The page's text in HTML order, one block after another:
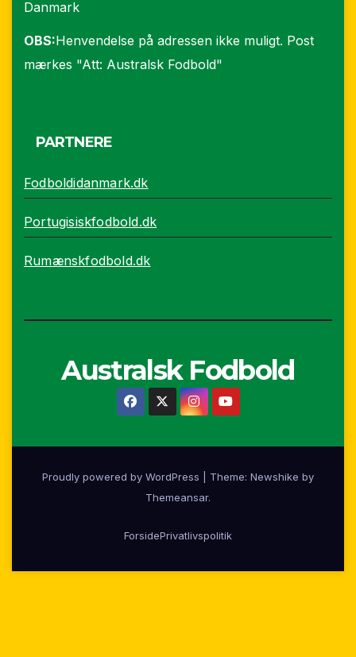
Danmark
OBS:Henvendelse på adressen ikke muligt. Post
mærkes "Att: Australsk Fodbold"
PARTNERE
Fodboldidanmark.dk
Portugisiskfodbold.dk
Rumænskfodbold.dk
Australsk Fodbold
Proudly powered by WordPress Theme: Newshike by
Themeansar.
ForsidePrivatlivspolitik